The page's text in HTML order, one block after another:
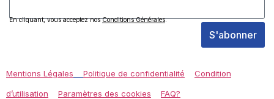
S'abonner
En cliquant, vous acceptez nosConditions Générales.
Mentions Légales Politique de confidentialité Condition
d’utilisation Paramètres des cookies FAQ?